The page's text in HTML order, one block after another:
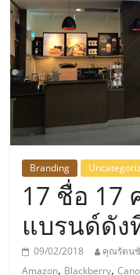
ประเท
รวม
ธุรกิจ
เอ
ส
Branding
17 ชื่อ 17
แบรนด์ดั
09/02/2018 คุณรัตนชั
Amazon, Blackberry,